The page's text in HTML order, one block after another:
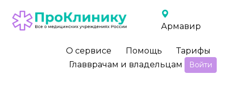
Армавир
О сервисе Помощь
Тарифы
Главврачам и владельцам
Войти